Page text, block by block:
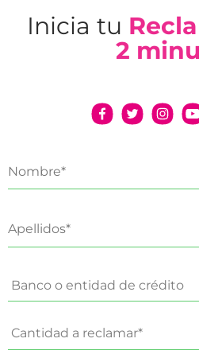
Inicia tu
2